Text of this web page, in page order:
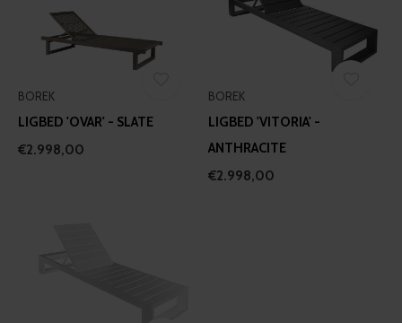
BOREK
LIGBED 'OVAR' - SLATE
€2.998,00
BOREK
LIGBED 'VITORIA' -
ANTHRACITE
€2.998,00